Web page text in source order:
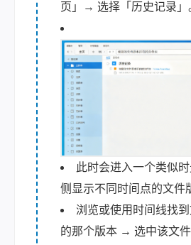
页」→ 选择「历史记录」
此时会进入一个类似
侧显示不同时间点的文件
浏览或使用时间线找
的那个版本 → 选中该文件